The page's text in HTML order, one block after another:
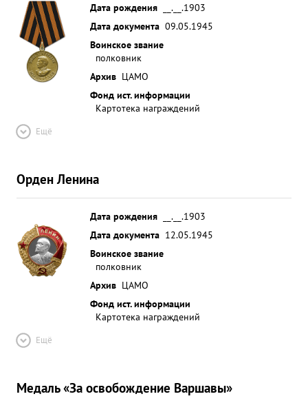
Дата рождения
__.__.1903
Дата документа 09.05.1945
Воинское звание
полковник
Архив ЦАМО
Фонд ист. информации
Картотека награждений
Ещё
Орден Ленина
Дата рождения
__.__.1903
Дата документа 12.05.1945
Воинское звание
полковник
Архив ЦАМО
Фонд ист. информации
Картотека награждений
Ещё
Медаль «За освобождение Варшавы»